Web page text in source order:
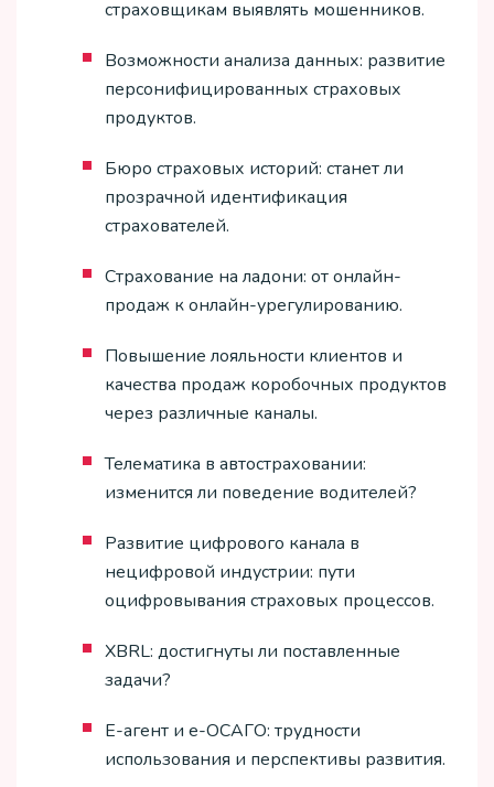
страховщикам выявлять мошенников.
Возможности анализа данных: развитие
персонифицированных страховых
продуктов.
Бюро страховых историй: станет ли
прозрачной идентификация
страхователей.
Страхование на ладони: от онлайн-
продаж к онлайн-урегулированию.
Повышение лояльности клиентов и
качества продаж коробочных продуктов
через различные каналы.
Телематика в автостраховании:
изменится ли поведение водителей?
Развитие цифрового канала в
нецифровой индустрии: пути
оцифровывания страховых процессов.
XBRL: достигнуты ли поставленные
задачи?
E-агент и е-ОСАГО: трудности
использования и перспективы развития.